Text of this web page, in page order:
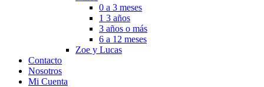
0 a 3 meses
1 3 años
3 años o más
6 a 12 meses
Zoe y Lucas
Contacto
Nosotros
Mi Cuenta